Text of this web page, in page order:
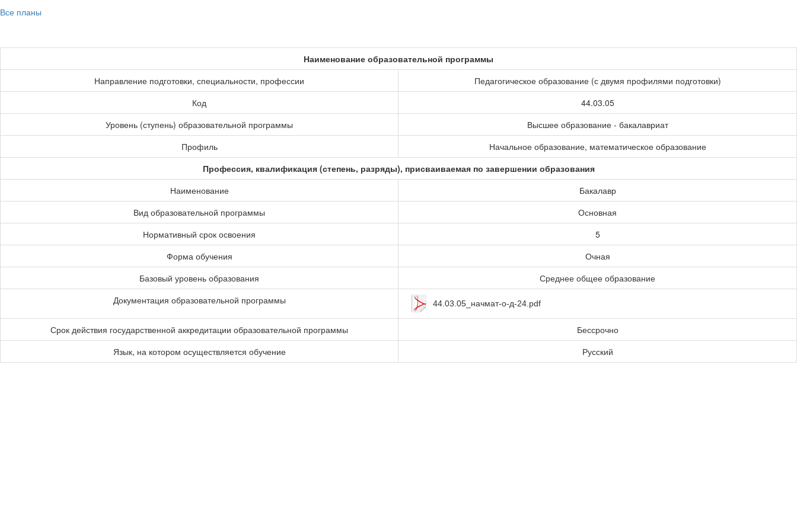
Все планы
Наименование образовательной программы
Направление подготовки, специальности, профессии
Педагогическое образование (с двумя профилями подготовки)
Код
44.03.05
Уровень (ступень) образовательной программы
Высшее образование - бакалавриат
Профиль
Начальное образование, математическое образование
Профессия, квалификация (степень, разряды), присваиваемая по завершении образования
Наименование
Бакалавр
Вид образовательной программы
Основная
Нормативный срок освоения
5
Форма обучения
Очная
Базовый уровень образования
Среднее общее образование
Документация образовательной программы
44.03.05_начмат-о-д-24.pdf
Срок действия государственной аккредитации образовательной программы
Бессрочно
Язык, на котором осуществляется обучение
Русский